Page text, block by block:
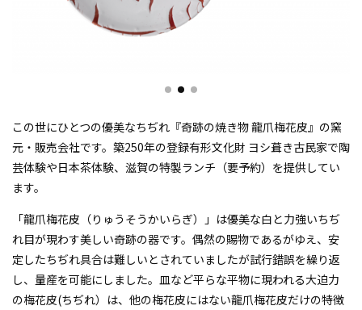
この世にひとつの優美なちぢれ『奇跡の焼き物 龍爪梅花皮』の窯
元・販売会社です。築250年の登録有形文化財 ヨシ葺き古民家で陶
芸体験や日本茶体験、滋賀の特製ランチ（要予約）を提供してい
ます。
「龍爪梅花皮（りゅうそうかいらぎ）」は優美な白と力強いちぢ
れ目が現わす美しい奇跡の器です。偶然の賜物であるがゆえ、安
定したちぢれ具合は難しいとされていましたが試行錯誤を繰り返
し、量産を可能にしました。皿など平らな平物に現われる大迫力
の梅花皮(ちぢれ）は、他の梅花皮にはない龍爪梅花皮だけの特徴